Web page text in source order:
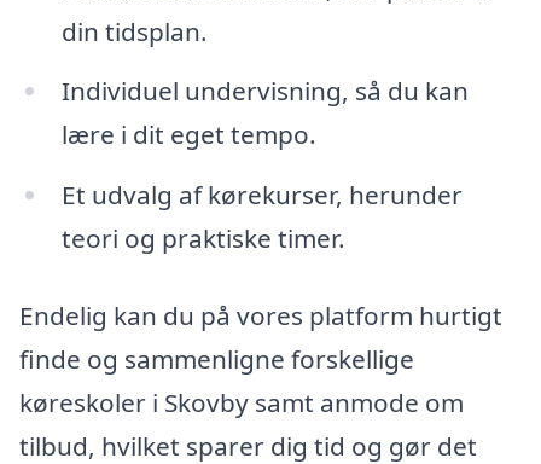
din tidsplan.
Individuel undervisning, så du kan
lære i dit eget tempo.
Et udvalg af kørekurser, herunder
teori og praktiske timer.
Endelig kan du på vores platform hurtigt
finde og sammenligne forskellige
køreskoler i Skovby samt anmode om
tilbud, hvilket sparer dig tid og gør det